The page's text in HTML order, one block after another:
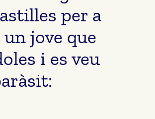
per a
jove que
i es veu